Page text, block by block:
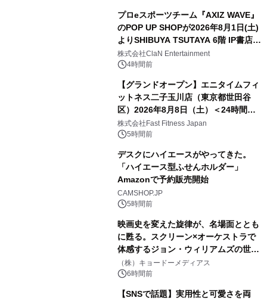
プロeスポーツチーム『AXIZ WAVE』
のPOP UP SHOPが2026年8月1日(土)
よりSHIBUYA TSUTAYA 6階 IP書店で
開催決定！！
株式会社ClaN Entertainment
4時間前
【グランドオープン】エニタイムフィ
ットネス二子玉川店（東京都世田谷
区）2026年8月8日（土）＜24時間年
中無休のフィットネスジム＞
株式会社Fast Fitness Japan
5時間前
デスクにハイエースがやってきた。
「ハイエース型ふせんホルダー」
Amazonで予約販売開始
CAMSHOP.JP
5時間前
映画史を変えた旋律が、名場面ととも
に甦る。スクリーン×オーケストラで
体感するジョン・ウィリアムズの世
界。ジョン・ウィリアムズ：シネマ・
スペクタキュラー・コンサート 開催決
定！
（株）キョードーメディアス
6時間前
【SNSで話題】実用性と可愛さを両